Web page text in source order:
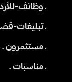
ـ وظائف-
ـ تبليغات-
ـ مستثمرون ـ
ـ مناسبات ـ